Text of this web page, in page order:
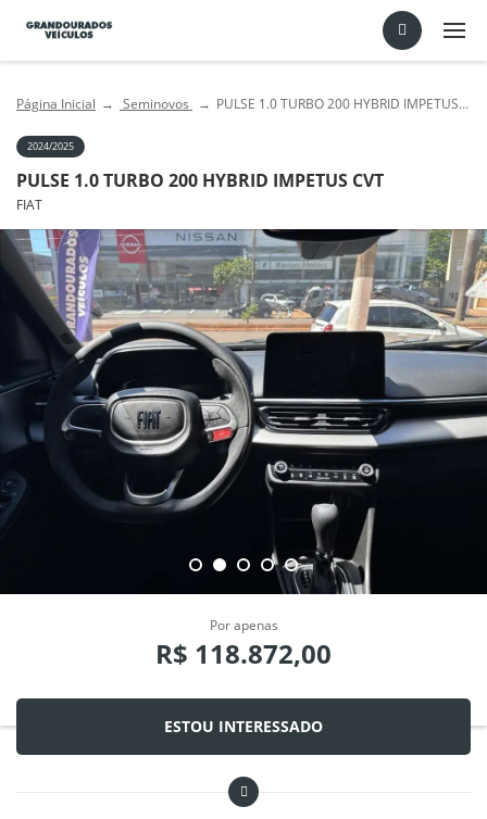
Página Inicial Seminovos PULSE 1.0 TURBO 200 HYBRID IMPETUS CVT
2024/2025
PULSE 1.0 TURBO 200 HYBRID IMPETUS CVT
FIAT
Por apenas
R$ 118.872,00
ESTOU INTERESSADO